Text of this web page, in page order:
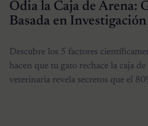
Odia la Caja de Arena:
Basada en
Descubre los 5 factores
hacen que tu gato rechace la caja
veterinaria revela secretos que el